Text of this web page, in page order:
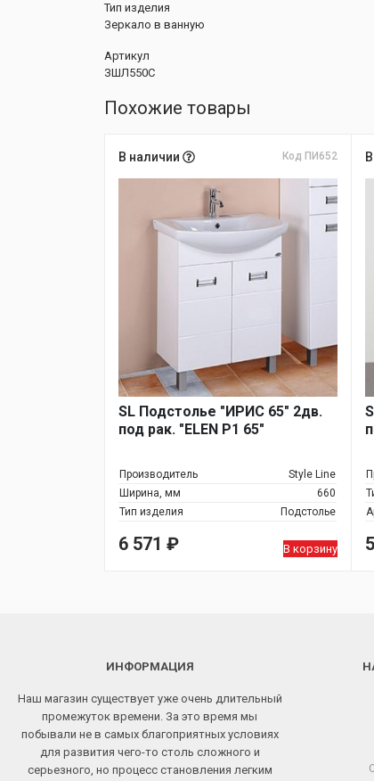
Тип изделия
Зеркало в ванную
Артикул
ЗШЛ550С
Похожие товары
В наличии Код ПИ652
SL Подстолье "ИРИС 65" 2дв.
под рак. "ELEN P1 65"
Производитель
Style Line
Ширина, мм
660
Тип изделия
Подстолье
6 571 ₽ В корзину
ИНФОРМАЦИЯ
Наш магазин существует уже очень длительный
промежуток времени. За это время мы
побывали не в самых благоприятных условиях
для развития чего-то столь сложного и
серьезного, но процесс становления легким